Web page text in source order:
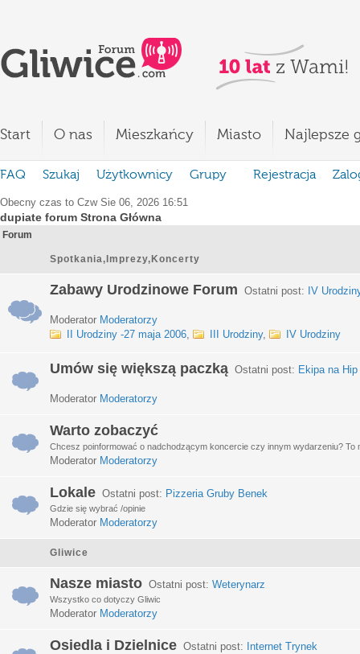
Start O nas Mieszkańcy Miasto Najlepsze
FAQ Szukaj Użytkownicy Grupy Rejestracja
Obecny czas to Czw Sie 06, 2026 16:51
dupiate forum Strona Główna
Forum
Spotkania,Imprezy,Koncerty
Zabawy Urodzinowe Forum Ostatni post: IV
Moderator Moderatorzy
II Urodziny -27 maja 2006, III Urodziny, IV Urodziny
Umów się większą paczką Ostatni post: Ekipa na
Moderator Moderatorzy
Warto zobaczyć
Chcesz poinformować o nadchodzącym koncercie czy innym wydarzeniu? To
Moderator Moderatorzy
Lokale Ostatni post: Pizzeria Gruby Benek
Gdzie się wybrać /opinie
Moderator Moderatorzy
Gliwice
Nasze miasto Ostatni post: Weterynarz
Wszystko co dotyczy Gliwic
Moderator Moderatorzy
Osiedla i Dzielnice Ostatni post: Internet Trynek